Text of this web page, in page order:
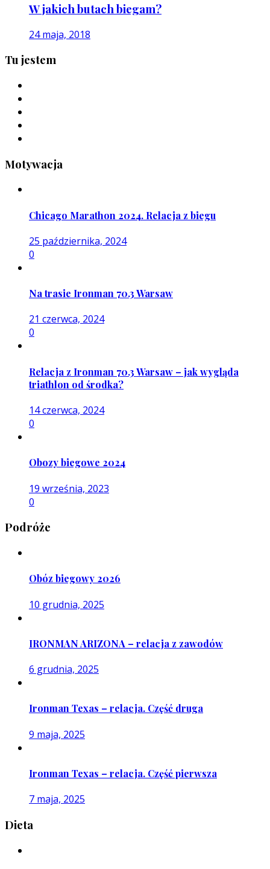
W jakich butach biegam?
24 maja, 2018
Tu jestem
Motywacja
Chicago Marathon 2024. Relacja z biegu
25 października, 2024
0
Na trasie Ironman 70.3 Warsaw
21 czerwca, 2024
0
Relacja z Ironman 70.3 Warsaw – jak wygląda
triathlon od środka?
14 czerwca, 2024
0
Obozy biegowe 2024
19 września, 2023
0
Podróże
Obóz biegowy 2026
10 grudnia, 2025
IRONMAN ARIZONA – relacja z zawodów
6 grudnia, 2025
Ironman Texas – relacja. Część druga
9 maja, 2025
Ironman Texas – relacja. Część pierwsza
7 maja, 2025
Dieta